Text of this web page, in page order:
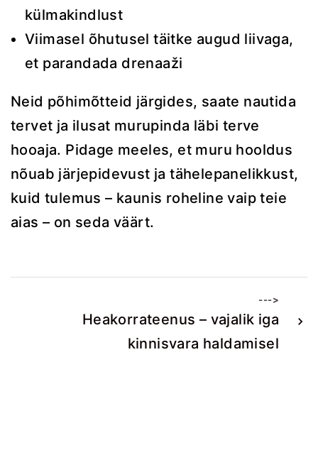
külmakindlust
Viimasel õhutusel täitke augud liivaga,
et parandada drenaaži
Neid põhimõtteid järgides, saate nautida
tervet ja ilusat murupinda läbi terve
hooaja. Pidage meeles, et muru hooldus
nõuab järjepidevust ja tähelepanelikkust,
kuid tulemus – kaunis roheline vaip teie
aias – on seda väärt.
--->
Heakorrateenus – vajalik iga
kinnisvara haldamisel